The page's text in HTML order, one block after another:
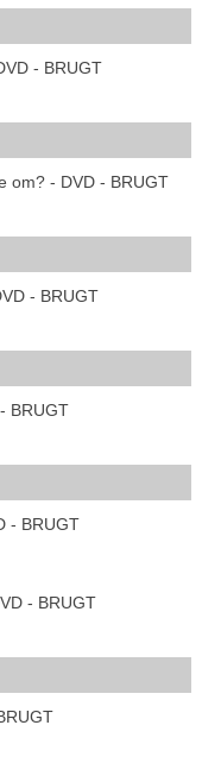
- BRUGT
om? - DVD - BRUGT
- BRUGT
BRUGT
- BRUGT
- BRUGT